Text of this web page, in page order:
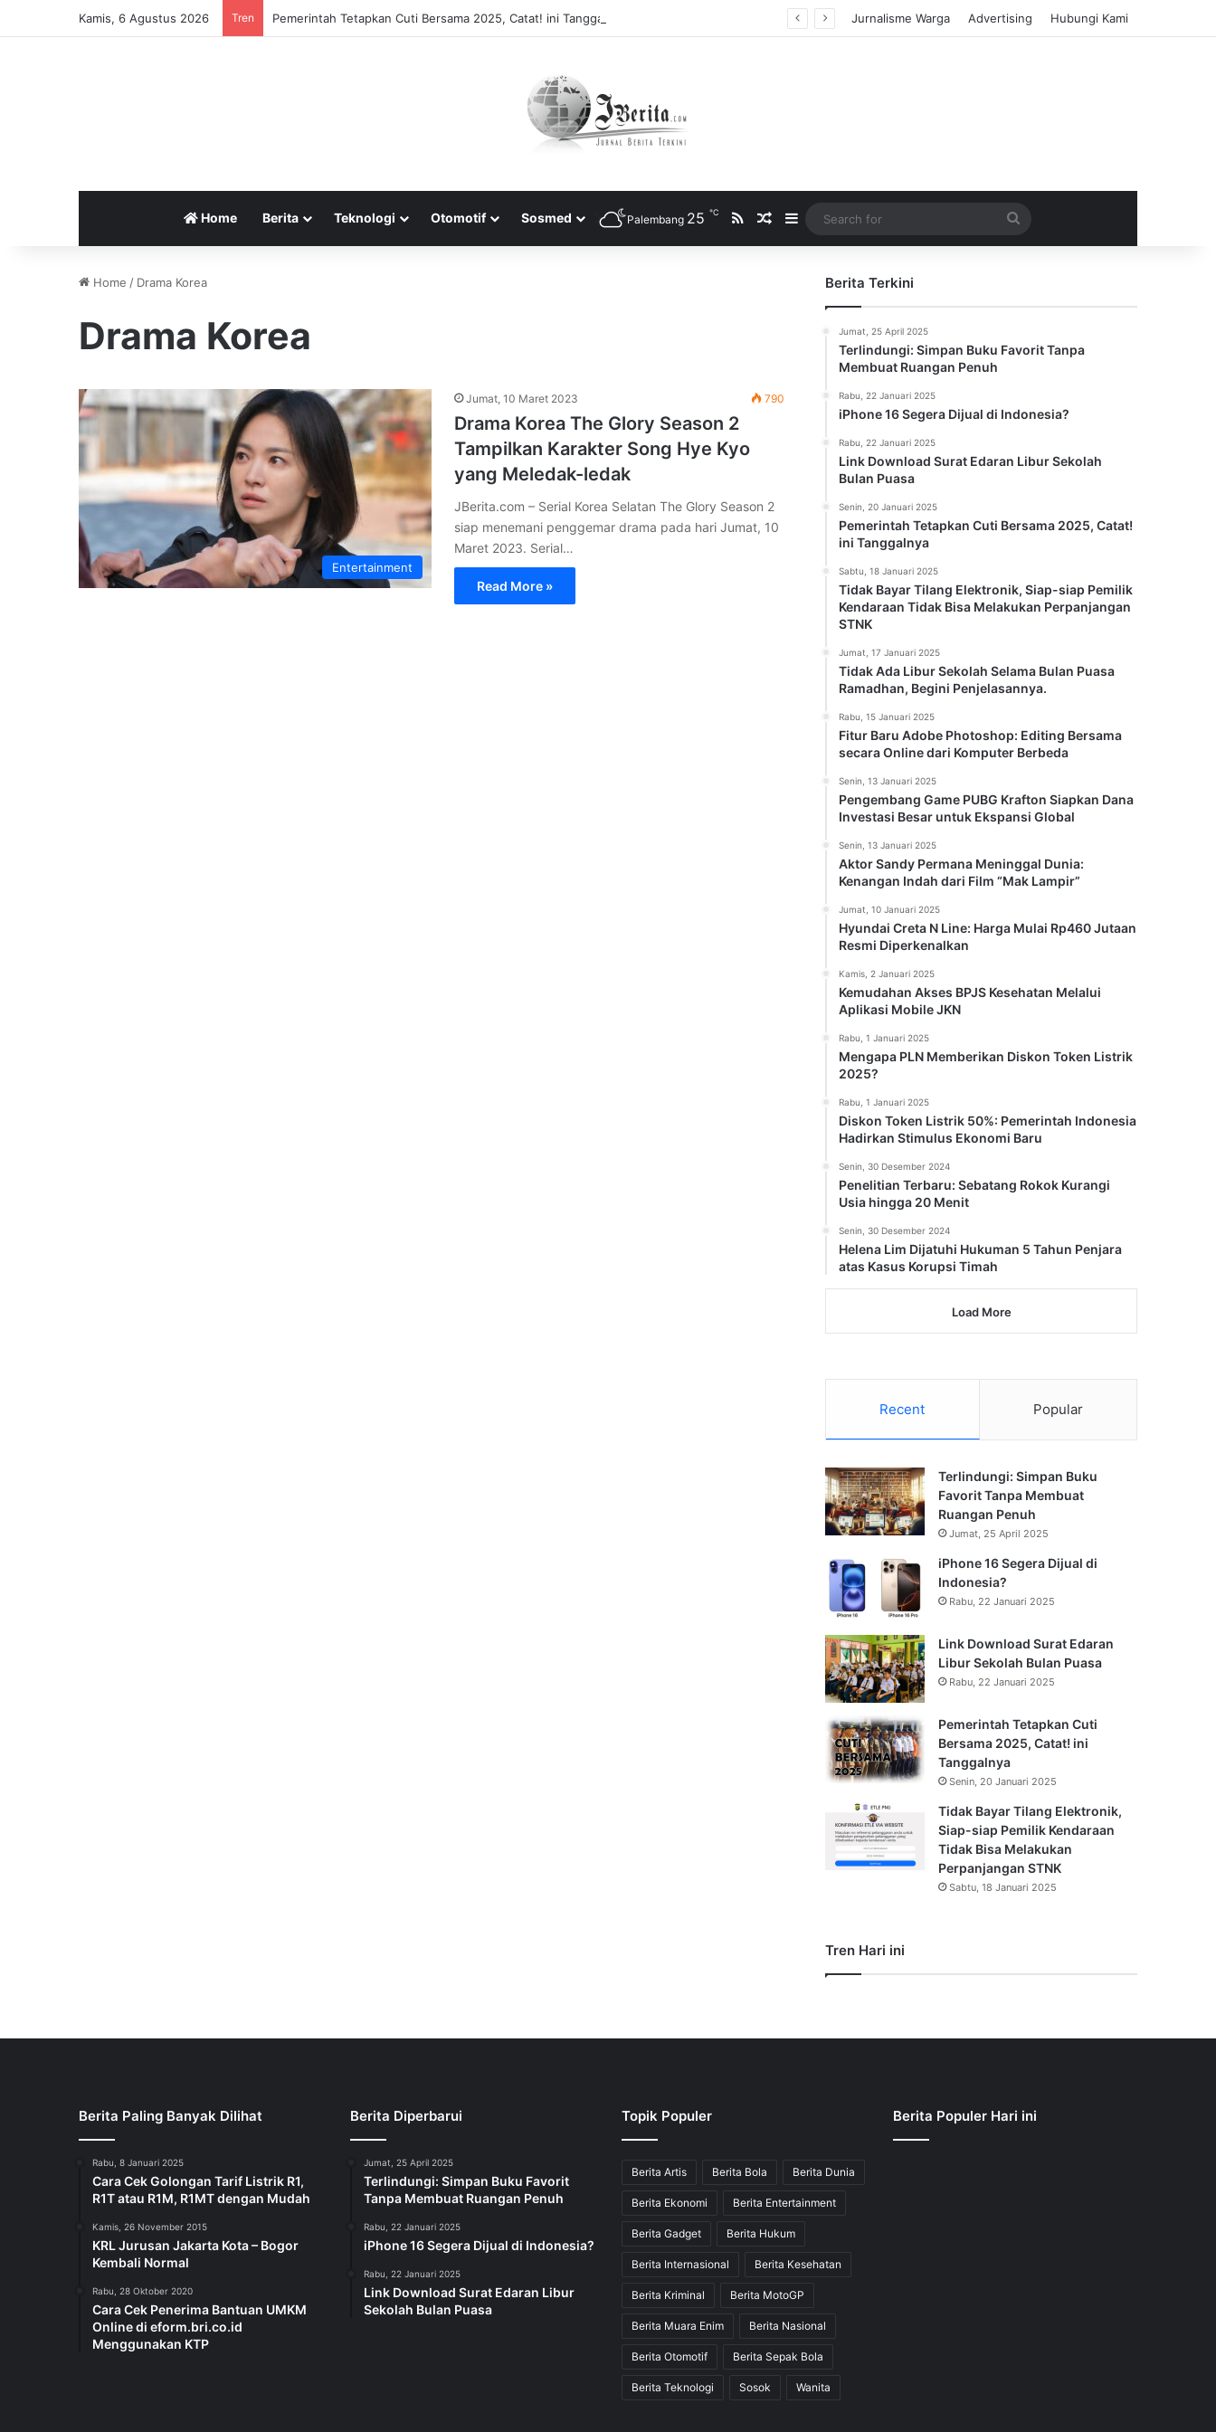
Kamis, 6 Agustus 2026 Tren Pemerintah Tetapkan Cuti Bersama 2025, Catat! ini Tanggalnya Jurnalisme Warga Advertising Hubungi Kami
Home Berita Teknologi Otomotif Sosmed Palembang 25 ℃ RSSRandom Article
Sidebar
for
Home / Drama Korea
Drama Korea
Entertainment
Jumat, 10 Maret 2023 790
Drama Korea The Glory Season 2
Tampilkan Karakter Song Hye Kyo
yang Meledak-ledak
JBerita.com – Serial Korea Selatan The Glory Season 2
siap menemani penggemar drama pada hari Jumat, 10
Maret 2023. Serial…
Read More »
Berita Terkini
Jumat, 25 April 2025
Terlindungi: Simpan Buku Favorit Tanpa
Membuat Ruangan Penuh
Rabu, 22 Januari 2025
iPhone 16 Segera Dijual di Indonesia?
Rabu, 22 Januari 2025
Link Download Surat Edaran Libur Sekolah
Bulan Puasa
Senin, 20 Januari 2025
Pemerintah Tetapkan Cuti Bersama 2025, Catat!
ini Tanggalnya
Sabtu, 18 Januari 2025
Tidak Bayar Tilang Elektronik, Siap-siap Pemilik
Kendaraan Tidak Bisa Melakukan Perpanjangan
STNK
Jumat, 17 Januari 2025
Tidak Ada Libur Sekolah Selama Bulan Puasa
Ramadhan, Begini Penjelasannya.
Rabu, 15 Januari 2025
Fitur Baru Adobe Photoshop: Editing Bersama
secara Online dari Komputer Berbeda
Senin, 13 Januari 2025
Pengembang Game PUBG Krafton Siapkan Dana
Investasi Besar untuk Ekspansi Global
Senin, 13 Januari 2025
Aktor Sandy Permana Meninggal Dunia:
Kenangan Indah dari Film “Mak Lampir”
Jumat, 10 Januari 2025
Hyundai Creta N Line: Harga Mulai Rp460 Jutaan
Resmi Diperkenalkan
Kamis, 2 Januari 2025
Kemudahan Akses BPJS Kesehatan Melalui
Aplikasi Mobile JKN
Rabu, 1 Januari 2025
Mengapa PLN Memberikan Diskon Token Listrik
2025?
Rabu, 1 Januari 2025
Diskon Token Listrik 50%: Pemerintah Indonesia
Hadirkan Stimulus Ekonomi Baru
Senin, 30 Desember 2024
Penelitian Terbaru: Sebatang Rokok Kurangi
Usia hingga 20 Menit
Senin, 30 Desember 2024
Helena Lim Dijatuhi Hukuman 5 Tahun Penjara
atas Kasus Korupsi Timah
Load More
Recent Popular
Terlindungi: Simpan Buku
Favorit Tanpa Membuat
Ruangan Penuh
Jumat, 25 April 2025
iPhone 16 Segera Dijual di
Indonesia?
Rabu, 22 Januari 2025
Link Download Surat Edaran
Libur Sekolah Bulan Puasa
Rabu, 22 Januari 2025
Pemerintah Tetapkan Cuti
Bersama 2025, Catat! ini
Tanggalnya
Senin, 20 Januari 2025
Tidak Bayar Tilang Elektronik,
Siap-siap Pemilik Kendaraan
Tidak Bisa Melakukan
Perpanjangan STNK
Sabtu, 18 Januari 2025
Tren Hari ini
Berita Paling Banyak Dilihat
Rabu, 8 Januari 2025
Cara Cek Golongan Tarif Listrik R1,
R1T atau R1M, R1MT dengan Mudah
Kamis, 26 November 2015
KRL Jurusan Jakarta Kota – Bogor
Kembali Normal
Rabu, 28 Oktober 2020
Cara Cek Penerima Bantuan UMKM
Online di eform.bri.co.id
Menggunakan KTP
Berita Diperbarui
Jumat, 25 April 2025
Terlindungi: Simpan Buku Favorit
Tanpa Membuat Ruangan Penuh
Rabu, 22 Januari 2025
iPhone 16 Segera Dijual di Indonesia?
Rabu, 22 Januari 2025
Link Download Surat Edaran Libur
Sekolah Bulan Puasa
Topik Populer
Berita Artis Berita Bola Berita Dunia
Berita Ekonomi Berita Entertainment
Berita Gadget Berita Hukum
Berita Internasional Berita Kesehatan
Berita Kriminal Berita MotoGP
Berita Muara Enim Berita Nasional
Berita Otomotif Berita Sepak Bola
Berita Teknologi Sosok Wanita
Berita Populer Hari ini